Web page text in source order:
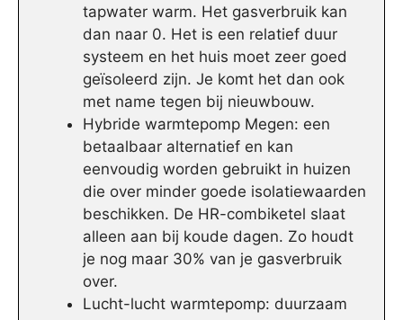
tapwater warm. Het gasverbruik kan
dan naar 0. Het is een relatief duur
systeem en het huis moet zeer goed
geïsoleerd zijn. Je komt het dan ook
met name tegen bij nieuwbouw.
Hybride warmtepomp Megen: een
betaalbaar alternatief en kan
eenvoudig worden gebruikt in huizen
die over minder goede isolatiewaarden
beschikken. De HR-combiketel slaat
alleen aan bij koude dagen. Zo houdt
je nog maar 30% van je gasverbruik
over.
Lucht-lucht warmtepomp: duurzaam